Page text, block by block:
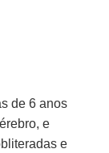
de 6 anos
e
e